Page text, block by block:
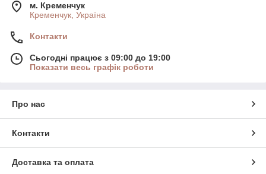
м. Кременчук
Кременчук, Україна
Контакти
Сьогодні працює з 09:00 до 19:00
Показати весь графік роботи
Про нас
Контакти
Доставка та оплата